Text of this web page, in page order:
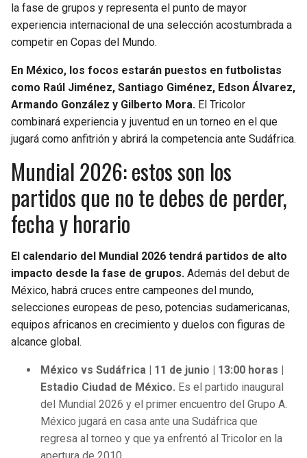
la fase de grupos y representa el punto de mayor
experiencia internacional de una selección acostumbrada a
competir en Copas del Mundo.
En México, los focos estarán puestos en futbolistas
como Raúl Jiménez, Santiago Giménez, Edson Álvarez,
Armando González y Gilberto Mora. El Tricolor
combinará experiencia y juventud en un torneo en el que
jugará como anfitrión y abrirá la competencia ante Sudáfrica.
Mundial 2026: estos son los
partidos que no te debes de perder,
fecha y horario
El calendario del Mundial 2026 tendrá partidos de alto
impacto desde la fase de grupos. Además del debut de
México, habrá cruces entre campeones del mundo,
selecciones europeas de peso, potencias sudamericanas,
equipos africanos en crecimiento y duelos con figuras de
alcance global.
México vs Sudáfrica | 11 de junio | 13:00 horas |
Estadio Ciudad de México. Es el partido inaugural
del Mundial 2026 y el primer encuentro del Grupo A.
México jugará en casa ante una Sudáfrica que
regresa al torneo y que ya enfrentó al Tricolor en la